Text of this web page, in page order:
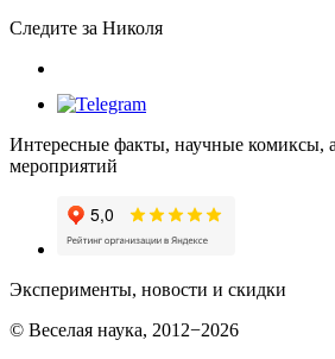
Следите за Николя
Интересные факты, научные комиксы,
мероприятий
Эксперименты, новости и скидки
© Веселая наука, 2012−2026